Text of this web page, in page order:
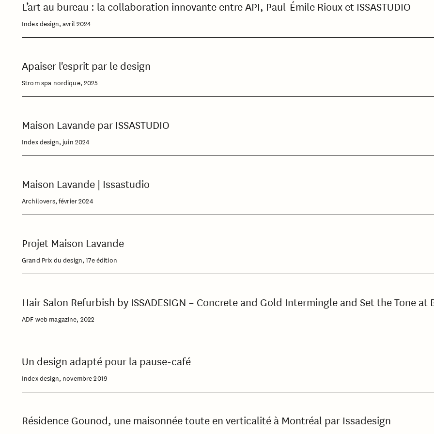
L’art au bureau : la collaboration innovante entre API, Paul-Émile Rioux et ISSASTUDIO
Index design, avril 2024
Apaiser l'esprit par le design
Strom spa nordique, 2025
Maison Lavande par ISSASTUDIO
Index design, juin 2024
Maison Lavande | Issastudio
Archilovers, février 2024
Projet Maison Lavande
Grand Prix du design, 17e édition
Hair Salon Refurbish by ISSADESIGN – Concrete and Gold Intermingle and Set the Tone at
ADF web magazine, 2022
Un design adapté pour la pause-café
Index design, novembre 2019
Résidence Gounod, une maisonnée toute en verticalité à Montréal par Issadesign